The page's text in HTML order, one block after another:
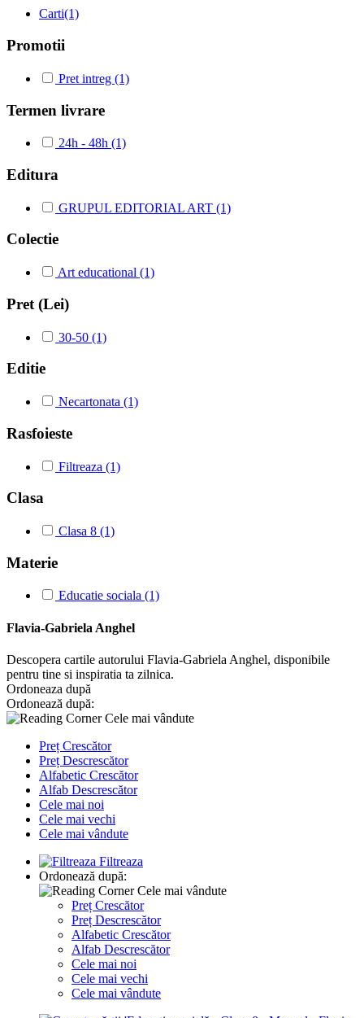
Carti(1)
Promotii
Pret intreg (1)
Termen livrare
24h - 48h (1)
Editura
GRUPUL EDITORIAL ART (1)
Colectie
Art educational (1)
Pret (Lei)
30-50 (1)
Editie
Necartonata (1)
Rasfoieste
Filtreaza (1)
Clasa
Clasa 8 (1)
Materie
Educatie sociala (1)
Flavia-Gabriela Anghel
Descopera cartile autorului Flavia-Gabriela Anghel, disponibile
pentru tine si inspiratia ta zilnica.
Ordoneaza după
Ordonează după:
Cele mai vândute
Preț Crescător
Preț Descrescător
Alfabetic Crescător
Alfab Descrescător
Cele mai noi
Cele mai vechi
Cele mai vândute
Filtreaza
Ordonează după:
Cele mai vândute
Preț Crescător
Preț Descrescător
Alfabetic Crescător
Alfab Descrescător
Cele mai noi
Cele mai vechi
Cele mai vândute